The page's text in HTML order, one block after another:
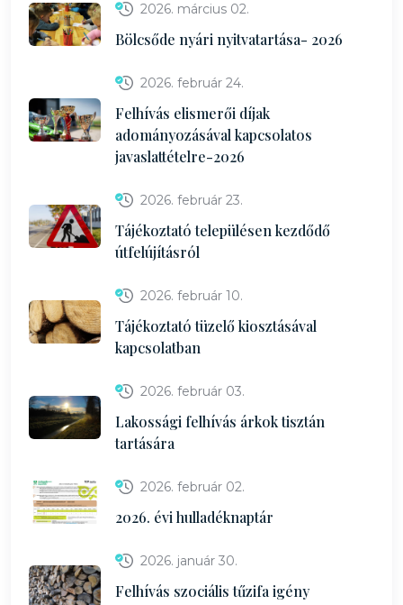
2026. március 02.
Bölcsőde nyári nyitvatartása- 2026
2026. február 24.
Felhívás elismerői díjak
adományozásával kapcsolatos
javaslattételre-2026
2026. február 23.
Tájékoztató településen kezdődő
útfelújításról
2026. február 10.
Tájékoztató tüzelő kiosztásával
kapcsolatban
2026. február 03.
Lakossági felhívás árkok tisztán
tartására
2026. február 02.
2026. évi hulladéknaptár
2026. január 30.
Felhívás szociális tűzifa igény